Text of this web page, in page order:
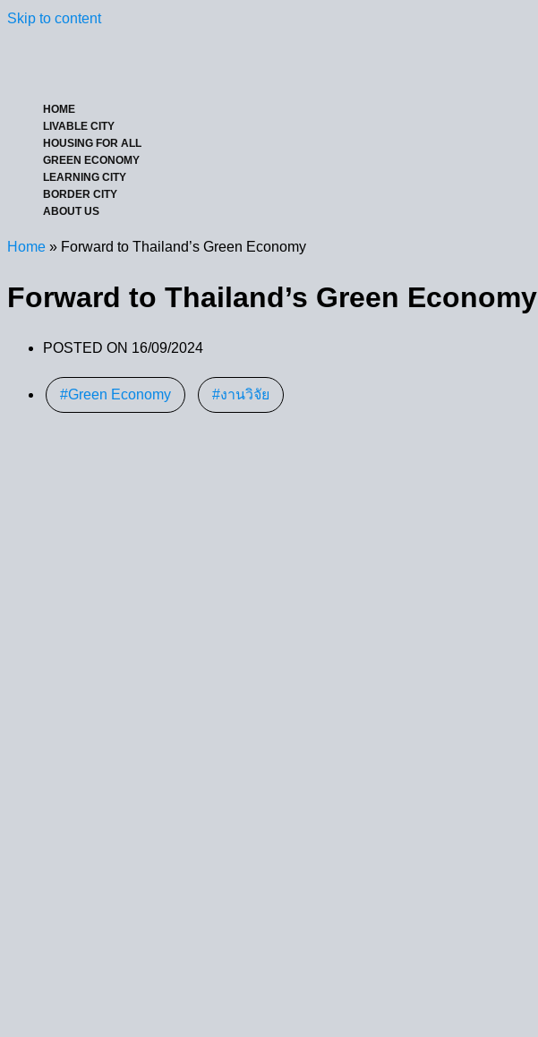
Skip to content
HOME
LIVABLE CITY
HOUSING FOR ALL
GREEN ECONOMY
LEARNING CITY
BORDER CITY
ABOUT US
Home » Forward to Thailand’s Green Economy
Forward to Thailand’s Green Economy
POSTED ON 16/09/2024
Green Economy งานวิจัย